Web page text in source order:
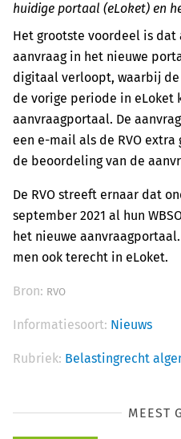
huidige portaal (eLoket) en
Het grootste voordeel is
aanvraag in het nieuwe
digitaal verloopt, waarbij
de vorige periode in eLoket
aanvraagportaal. De
een e-mail als de RVO
de beoordeling van de
De RVO streeft ernaar dat
september 2021 al hun
het nieuwe
men ook terecht in eLoket.
Bron: RVO
Informatiesoort: Nieuws
Rubriek: Belastingrecht
MEEST